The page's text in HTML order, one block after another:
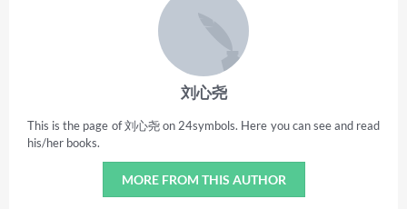
刘心尧
This is the page of 刘心尧 on 24symbols. Here you can see and read
his/her books.
MORE FROM THIS AUTHOR